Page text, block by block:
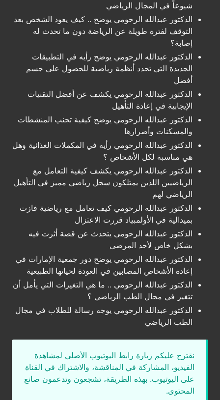
شيوعاً في المجال الرياضي
الدكتور عبدالله الرحومي يوضح .. كيف يعود الشخص بعد
التوقف لفترة طويلة عن الرياضة دون ما تحدث له
إصابة؟
الدكتور عبدالله الرحومي يوضح رأيه في التطبيقات
الجديدة التي تحدد أنظمة رياضية للحصول على جسم
أفضل
الدكتور عبدالله الرحومي يكشف عن أفضل التقنيات
الإيجابية في إعادة التأهيل
الدكتور عبدالله الرحومي يوضح كيفية تجنب المنشطات
والمسكنات وأضرارها
الدكتور عبدالله الرحومي رأيه في المكملات الغذائية وهل
هي مناسبة لكل الأشخاص ؟
الدكتور عبدالله الرحومي يكشف كيفية التعامل مع
الرياضيين اللذين يمتلكون سجل رياضي مميز في التأهيل
الرياضي لهم
الدكتور عبدالله الرحومي كيف تعامل مع رياضية فازت
بميدالية في الأولمبياد قررت الاعتزال
الدكتور عبدالله الرحومي يتحدث عن قصة أثرت فيه
بشكل خاص لأحد المرضى
الدكتور عبدالله الرحومي يوضح دور جمعية الإمارات في
إعادة الأشخاص المصابين في العودة لحياتها الطبيعية
الدكتور عبدالله الرحومي .. ما هي التغيرات التي يأمل أن
تتغير في مجال الطب الرياضي ؟
الدكتور عبدالله الرحومي يوجه رسالة للطلاب في مجال
الطب الرياضي
نقترح عليكم زيارة رابط اليوتيوب الأصلي لمشاهدة
الفيديو، المشاركة في المناقشة، والاشتراك في القناة
على اليوتيوب. بهذه الطريقة، تشجعون وتدعمون صانع
المحتوى.